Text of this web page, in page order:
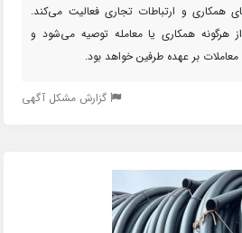
و ارتباطات تجاری فعالیت می‌کند.
هرگونه همکاری یا معامله توصیه می‌شود و
معاملات بر عهده طرفین خواهد بود.
گزارش مشکل آگهی